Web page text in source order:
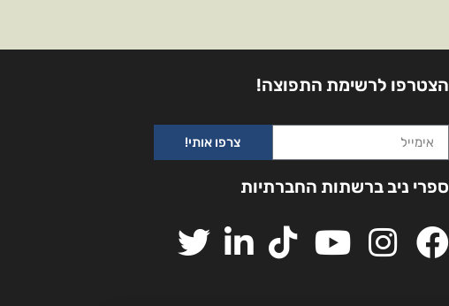
הצטרפו לרשימת התפוצה!
צרפו אותי!
ספרי ניב ברשתות החברתיות